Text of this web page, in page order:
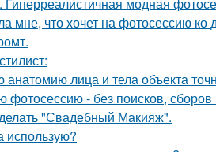
мне, что хочет на фотосессию
лица и тела объекта
- без поисков, сборов
"Свадебный Макияж".
использую?